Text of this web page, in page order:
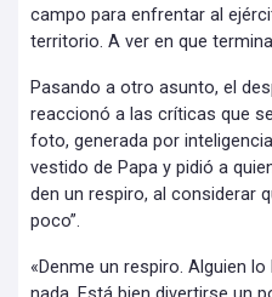
campo para enfrentar al
territorio. A ver en que
Pasando a otro asunto, el
reaccionó a las críticas que
foto, generada por
vestido de Papa y pidió a
den un respiro, al considerar
poco”.
«Denme un respiro. Alguien